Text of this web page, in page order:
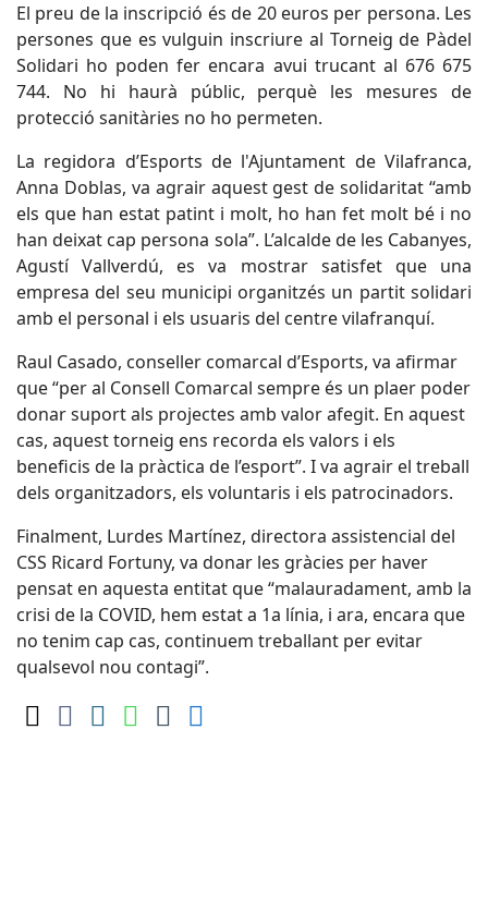
El preu de la inscripció és de 20 euros per persona. Les
persones que es vulguin inscriure al Torneig de Pàdel
Solidari ho poden fer encara avui trucant al 676 675
744. No hi haurà públic, perquè les mesures de
protecció sanitàries no ho permeten.
La regidora d’Esports de l'Ajuntament de Vilafranca,
Anna Doblas, va agrair aquest gest de solidaritat “amb
els que han estat patint i molt, ho han fet molt bé i no
han deixat cap persona sola”. L’alcalde de les Cabanyes,
Agustí Vallverdú, es va mostrar satisfet que una
empresa del seu municipi organitzés un partit solidari
amb el personal i els usuaris del centre vilafranquí.
Raul Casado, conseller comarcal d’Esports, va afirmar
que “per al Consell Comarcal sempre és un plaer poder
donar suport als projectes amb valor afegit. En aquest
cas, aquest torneig ens recorda els valors i els
beneficis de la pràctica de l’esport”. I va agrair el treball
dels organitzadors, els voluntaris i els patrocinadors.
Finalment, Lurdes Martínez, directora assistencial del
CSS Ricard Fortuny, va donar les gràcies per haver
pensat en aquesta entitat que “malauradament, amb la
crisi de la COVID, hem estat a 1a línia, i ara, encara que
no tenim cap cas, continuem treballant per evitar
qualsevol nou contagi”.